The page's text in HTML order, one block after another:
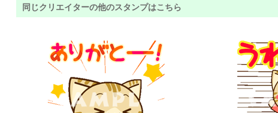
同じクリエイターの他のスタンプはこちら